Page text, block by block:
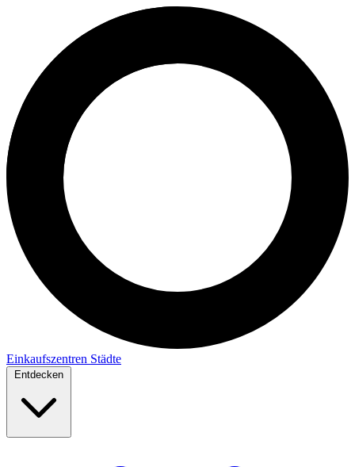
Einkaufszentren Städte
Entdecken